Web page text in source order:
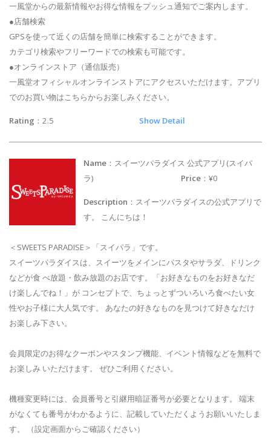
一風堂からの最新情報やお得な情報をプッシュ通知でご案内します。
●店舗検索
GPSを使って近くの店舗を簡単に検索することができます。
カテゴリ検索やフリーワードでの検索も可能です。
●オンラインストア（通信販売）
一風堂オフィシャルオンラインストアにアクセスいただけます。アプリ
でのお買い物はこちらからお楽しみください。
Rating ：2.5 Show Detail
Name ：スイーツパラダイス 公式アプリ(スイパ
ラ)
Price ：¥0
Description ：スイーツパラダイスの公式アプリで
す。 こんにちは！
＜SWEETS PARADISE＞「スイパラ」です。
スイーツパラダイスは、スイーツをメインにパスタやサラダ、ドリンク
などが食 べ放題・飲み放題のお店です。「お好きなものをお好きなだ
け楽しんでね！」が コンセプトで、ちょっとずついろいろ食べたい女
性やお子様に大人気です。 あなたの好きなものを見つけて好きなだけ
お楽しみ下さい。
会員限定のお得なクーポンやスタンプ機能、イベント情報などを無料で
お楽しみ いただけます。 ぜひご利用ください。
機種変更時には、会員番号と引継用暗証番号が必要となります。 端末
がなくても番号がわかるように、記載していただくようお願いいたしま
す。 （設定画面からご確認ください）